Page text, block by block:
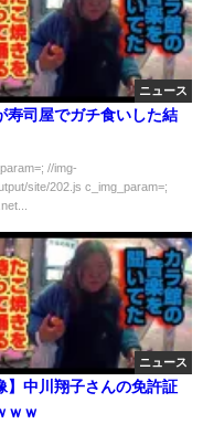
ニュース
寿司屋でガチ食いした結
//img-
site/202.js c_img_param=;
ニュース
】中川翔子さんの免許証
ｗｗ